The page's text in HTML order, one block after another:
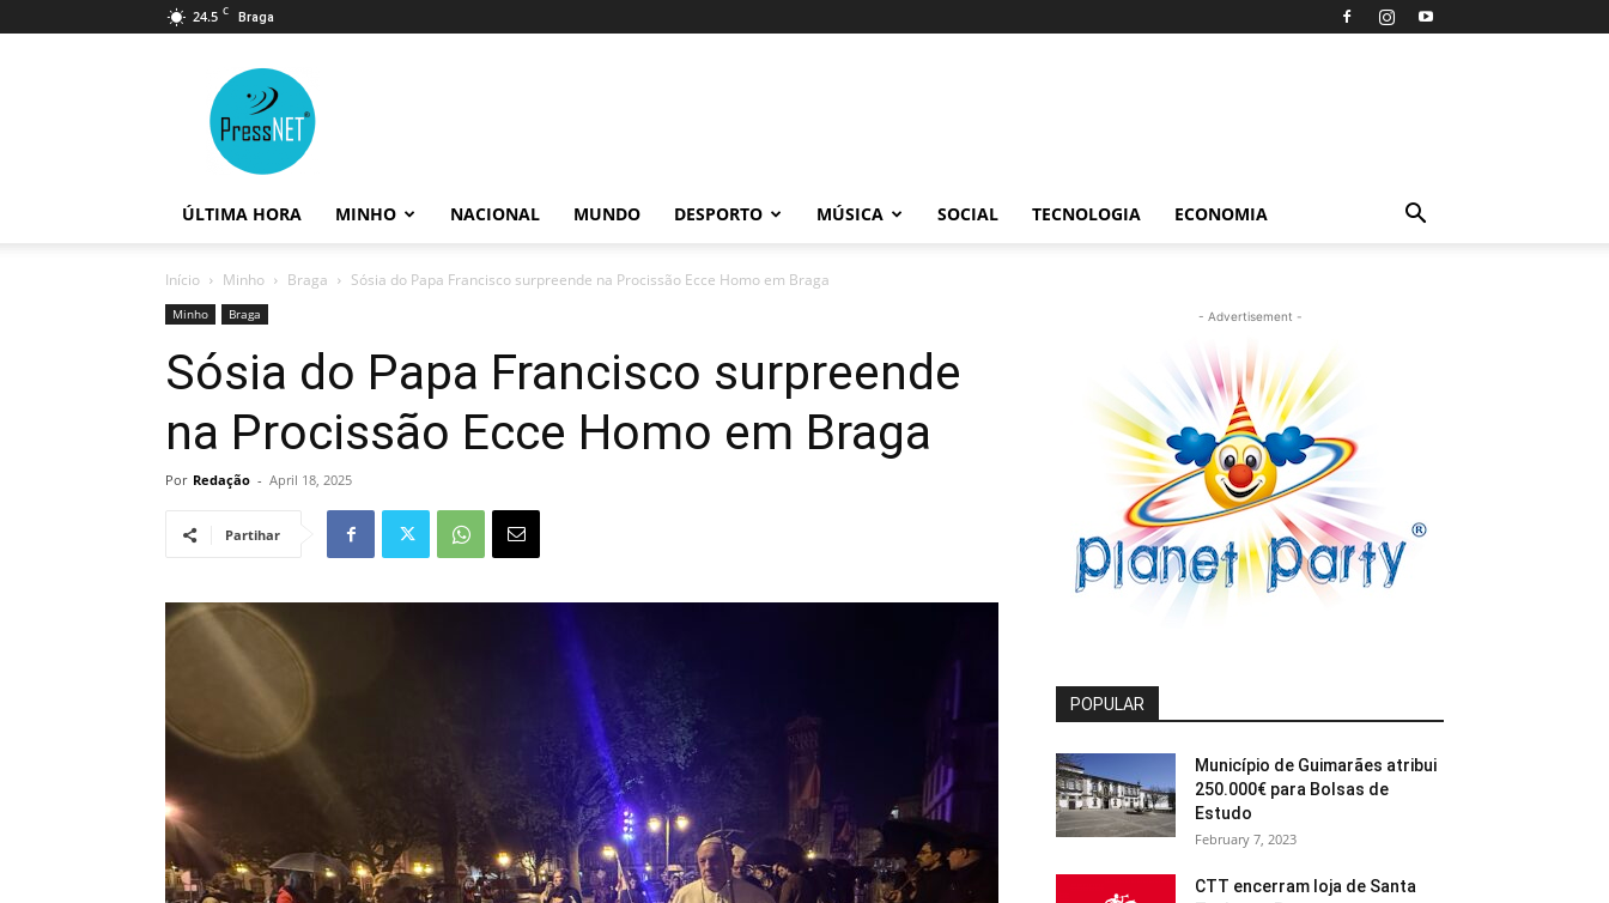
24.5 C Braga
ÚLTIMA HORA MINHO NACIONAL MUNDO DESPORTO MÚSICA SOCIAL TECNOLOGIA ECONOMIA
Início Minho Braga Sósia do Papa Francisco surpreende na Procissão Ecce Homo em Braga
Minho Braga
Sósia do Papa Francisco surpreende
na Procissão Ecce Homo em Braga
Por Redação - April 18, 2025
Partihar
- Advertisement -
POPULAR
Município de Guimarães atribui
250.000€ para Bolsas de
Estudo
February 7, 2023
CTT encerram loja de Santa